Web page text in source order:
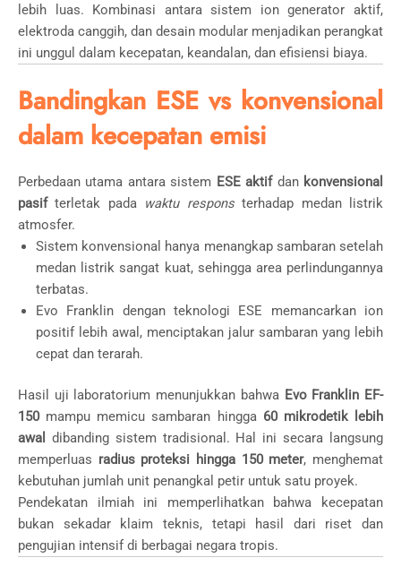
lebih luas. Kombinasi antara sistem ion generator aktif,
elektroda canggih, dan desain modular menjadikan perangkat
ini unggul dalam kecepatan, keandalan, dan efisiensi biaya.
Bandingkan ESE vs konvensional
dalam kecepatan emisi
Perbedaan utama antara sistem ESE aktifdan konvensional
pasifterletak pada waktu responsterhadap medan listrik
atmosfer.
Sistem konvensional hanya menangkap sambaran setelah
medan listrik sangat kuat, sehingga area perlindungannya
terbatas.
Evo Franklin dengan teknologi ESE memancarkan ion
positif lebih awal, menciptakan jalur sambaran yang lebih
cepat dan terarah.
Hasil uji laboratorium menunjukkan bahwa Evo Franklin EF-
150mampu memicu sambaran hingga 60 mikrodetik lebih
awal
dibanding sistem tradisional. Hal ini secara langsung
memperluas radius proteksi hingga 150 meter, menghemat
kebutuhan jumlah unit penangkal petir untuk satu proyek.
Pendekatan ilmiah ini memperlihatkan bahwa kecepatan
bukan sekadar klaim teknis, tetapi hasil dari riset dan
pengujian intensif di berbagai negara tropis.